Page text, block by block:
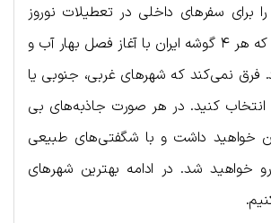
برای سفرهای داخلی در تعطیلات نوروز
پیش رو دارید. چرا که هر ۴ گوشه ایران با آغاز فصل بهار آب و
فرق نمی‌کند که شهرهای غربی، جنوبی یا
انتخاب کنید. در هر صورت جاذبه‌های بی
خواهید داشت و با شگفتی‌های طبیعی
خواهید شد. در ادامه بهترین شهرهای